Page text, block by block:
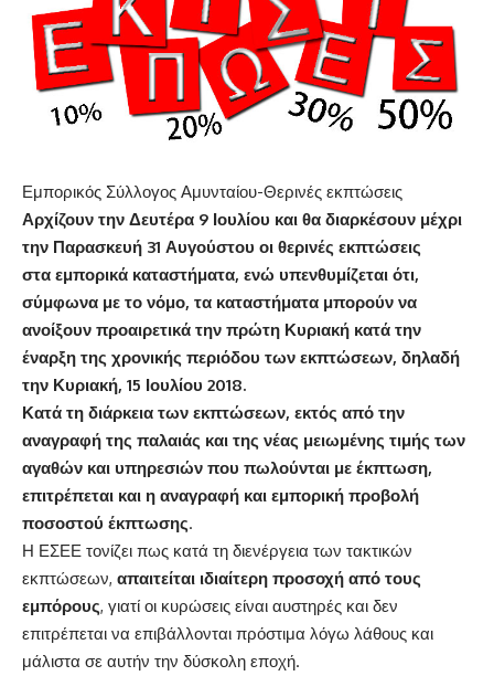
Εμπορικός Σύλλογος Αμυνταίου-Θερινές εκπτώσεις
Αρχίζουν την Δευτέρα 9 Ιουλίου και θα διαρκέσουν μέχρι
την Παρασκευή 31 Αυγούστου οι θερινές εκπτώσεις
στα εμπορικά καταστήματα, ενώ υπενθυμίζεται ότι,
σύμφωνα με το νόμο, τα καταστήματα μπορούν να
ανοίξουν προαιρετικά την πρώτη Κυριακή κατά την
έναρξη της χρονικής περιόδου των εκπτώσεων, δηλαδή
την Κυριακή, 15 Ιουλίου 2018.
Κατά τη διάρκεια των εκπτώσεων, εκτός από την
αναγραφή της παλαιάς και της νέας μειωμένης τιμής των
αγαθών και υπηρεσιών που πωλούνται με έκπτωση,
επιτρέπεται και η αναγραφή και εμπορική προβολή
ποσοστού έκπτωσης.
Η ΕΣΕΕ τονίζει πως κατά τη διενέργεια των τακτικών
εκπτώσεων, απαιτείται ιδιαίτερη προσοχή από τους
εμπόρους, γιατί οι κυρώσεις είναι αυστηρές και δεν
επιτρέπεται να επιβάλλονται πρόστιμα λόγω λάθους και
μάλιστα σε αυτήν την δύσκολη εποχή.